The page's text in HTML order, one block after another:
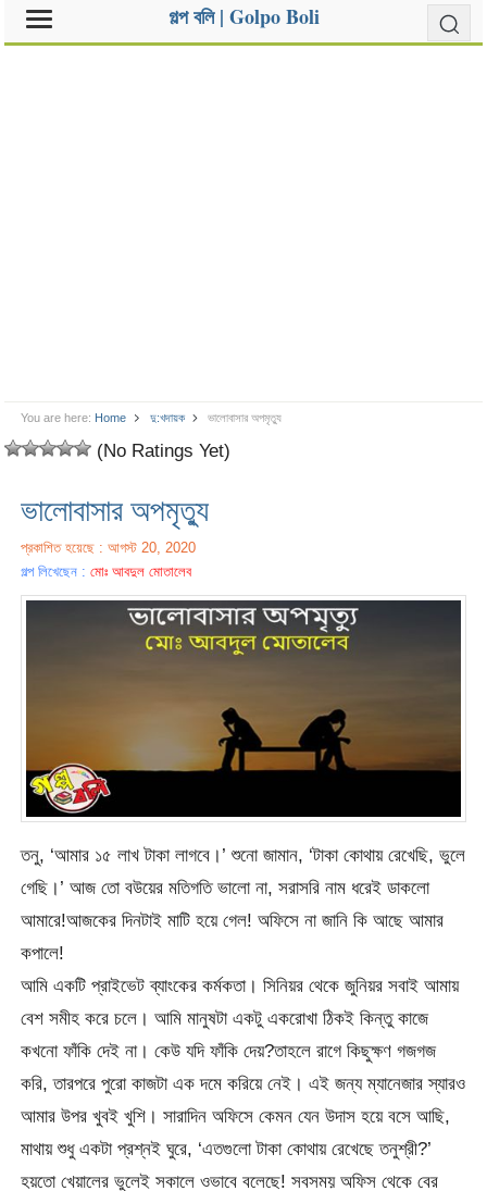
গল্প বলি | Golpo Boli
You are here: Home দু:খদায়ক ভালোবাসার অপমৃত্যু
(No Ratings Yet)
ভালোবাসার অপমৃত্যু
প্রকাশিত হয়েছে : আগস্ট 20, 2020
গল্প লিখেছেন :মোঃ আবদুল মোতালেব
তনু, ‘আমার ১৫ লাখ টাকা লাগবে।’ শুনো জামান, ‘টাকা কোথায় রেখেছি, ভুলে
গেছি।’ আজ তো বউয়ের মতিগতি ভালো না, সরাসরি নাম ধরেই ডাকলো
আমারে!আজকের দিনটাই মাটি হয়ে গেল! অফিসে না জানি কি আছে আমার
কপালে!
আমি একটি প্রাইভেট ব্যাংকের কর্মকতা। সিনিয়র থেকে জুনিয়র সবাই আমায়
বেশ সমীহ করে চলে। আমি মানুষটা একটু একরোখা ঠিকই কিন্তু কাজে
কখনো ফাঁকি দেই না। কেউ যদি ফাঁকি দেয়?তাহলে রাগে কিছুক্ষণ গজগজ
করি, তারপরে পুরো কাজটা এক দমে করিয়ে নেই। এই জন্য ম্যানেজার স্যারও
আমার উপর খুবই খুশি। সারাদিন অফিসে কেমন যেন উদাস হয়ে বসে আছি,
মাথায় শুধু একটা প্রশ্নই ঘুরে, ‘এতগুলো টাকা কোথায় রেখেছে তনুশ্রী?’
হয়তো খেয়ালের ভুলেই সকালে ওভাবে বলেছে! সবসময় অফিস থেকে বের